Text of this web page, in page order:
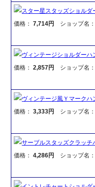
スター星スタッズショル
価格：7,714円 ショップ名
ヴィンテージショルダー
価格：2,857円 ショップ名
ヴィンテージ風Ｙマーク
価格：3,333円 ショップ名
サーブルスタッズクラッ
価格：4,286円 ショップ名